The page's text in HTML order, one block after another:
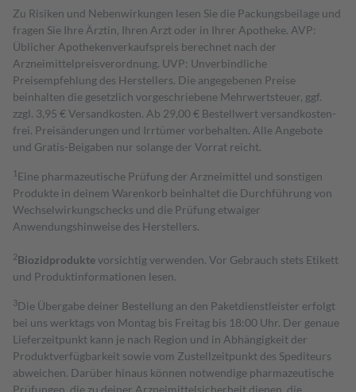
Zu Risiken und Nebenwirkungen lesen Sie die Packungsbeilage und
fragen Sie Ihre Ärztin, Ihren Arzt oder in Ihrer Apotheke. AVP:
Üblicher Apothekenverkaufspreis berechnet nach der
Arzneimittelpreisverordnung. UVP: Unverbindliche
Preisempfehlung des Herstellers. Die angegebenen Preise
beinhalten die gesetzlich vorgeschriebene Mehrwertsteuer, ggf.
zzgl. 3,95 € Versandkosten. Ab 29,00 € Bestell­wert versand­kosten­
frei. Preisänderungen und Irrtümer vorbehalten. Alle Angebote
und Gratis-Beigaben nur solange der Vorrat reicht.
1 Eine pharmazeutische Prüfung der Arzneimittel und sonstigen
Produkte in deinem Warenkorb beinhaltet die Durchführung von
Wechselwirkungschecks und die Prüfung etwaiger
Anwendungshinweise des Herstellers.
2Biozidproduktevorsichtig verwenden. Vor Gebrauch stets Etikett
und Produktinformationen lesen.
3Die Übergabe deiner Bestellung an den Paketdienstleister erfolgt
bei uns werktags von Montag bis Freitag bis 18:00 Uhr. Der genaue
Lieferzeitpunkt kann je nach Region und in Abhängigkeit der
Produktverfügbarkeit sowie vom Zustellzeitpunkt des Spediteurs
abweichen. Darüber hinaus können notwendige pharmazeutische
Prüfungen, die zu deiner Arzneimittelsicherheit dienen, die